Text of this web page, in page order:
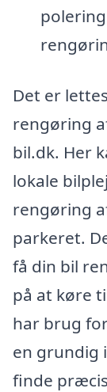
Det er
rengøring
bil.dk. Her
lokale
rengøring
parkeret.
få din bil
på at køre
har brug
en grundig
finde